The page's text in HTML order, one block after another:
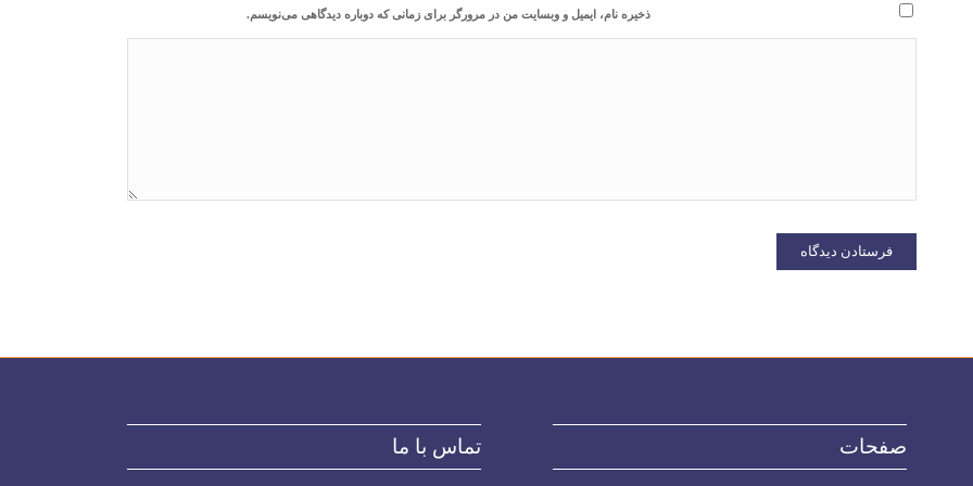
ذخیره نام، ایمیل و وبسایت من در مرورگر برای زمانی که دوباره دیدگاهی می‌نویسم.
صفحات تماس با ما